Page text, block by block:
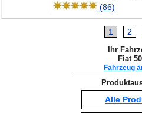
(86)
1 2
Ihr
Fiat
Fahrzeug
Alle